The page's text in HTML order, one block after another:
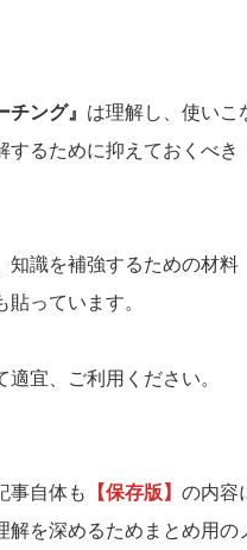
チング』 は理解し、使いこ
するために抑えておくべき
知識を補強するための材料
貼っています。
適宜、ご利用ください。
事自体も 【保存版】 の内容
解を深めるためまとめ用